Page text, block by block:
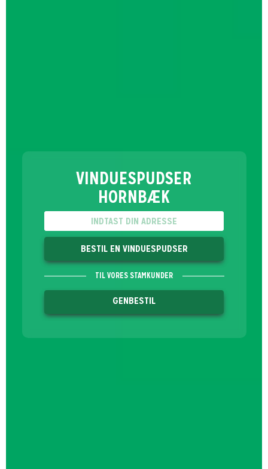
VINDUESPUDSER
HORNBÆK
BESTIL EN VINDUESPUDSER
TIL VORES STAMKUNDER
GENBESTIL